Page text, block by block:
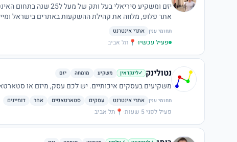
אתר פלופ, מלווה את קהילת ההשקעות באתרים בישראל
האחרונות באתרי אינטרנט בלבד. מעוניין לשמוע על
תחומי ענין אתרי אינטרנט
פעיל עכשיו·
📍 תל אביב
נטולינק ✓לינקדאין משקיע מומחה יזם
משקיעים בעסקים איכותיים. יש לכם עסק, מיזם או
תחומי ענין אתרי אינטרנט עסקים סטארטאפים אחר דומיינים
פעיל לפני 5 שעות ·
📍 תל אביב